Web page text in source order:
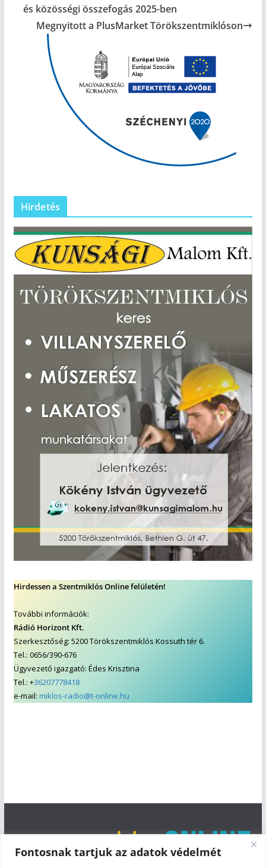
Fontosnak tartjuk az adatok védelmét
és közösségi összefogás 2025-ben
Megnyitott a PlusMarket Törökszentmiklóson
Hirdetés
Hirdessen a Szentmiklós Online felületén!
További információk:
Rádió Horizont Kft.
Szerkesztőség: 5200 Törökszentmiklós Kossuth tér 6.
Tel.: 0656/390-676
Ügyvezető igazgató: Édes Krisztina
Tel.: +36207778418
e-mail: miklos-radio@t-online.hu